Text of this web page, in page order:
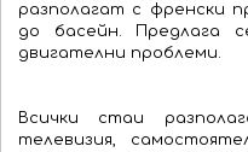
разполагат с френски
до басейн. Предлага
двигателни проблеми.
Всички стаи
телевизия,